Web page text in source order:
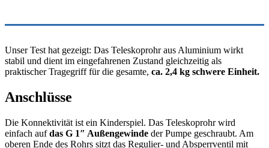
Unser Test hat gezeigt: Das Teleskoprohr aus Aluminium wirkt
stabil und dient im eingefahrenen Zustand gleichzeitig als
praktischer Tragegriff für die gesamte, ca. 2,4 kg schwere Einheit.
Anschlüsse
Die Konnektivität ist ein Kinderspiel. Das Teleskoprohr wird
einfach aufdas G 1″ Außengewinde der Pumpe geschraubt. Am
oberen Ende des Rohrs sitzt das Regulier- und Absperrventil mit